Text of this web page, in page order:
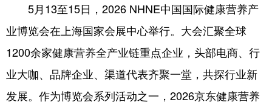
书画 健康 军事
法律 中央文件 金融 汽车
食品 人居 信息化 数字经济
5月13至15日，2026 NHNE中国国际健康营养产
业博览会在上海国家会展中心举行。大会汇聚全球
1200余家健康营养全产业链重点企业，头部电商、行
业大咖、品牌企业、渠道代表齐聚一堂，共探行业新
发展。作为博览会系列活动之一，2026京东健康营养